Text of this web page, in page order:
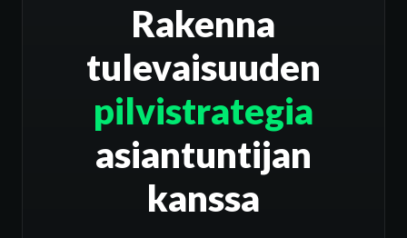
Rakenna
tulevaisuuden
pilvistrategia
asiantuntijan
kanssa